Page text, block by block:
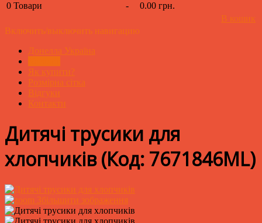
0 Товари -
0.00 грн.
В кошик
Включить/выключить навигацию
Донелла Україна
Як купити?
Розмірна сітка
Відгуки
Контакти
Дитячі трусики для
хлопчиків(Код: 7671846ML)
Збільшити зображення